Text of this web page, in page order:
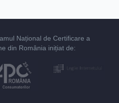
Național de Certificare a
din România inițiat de: